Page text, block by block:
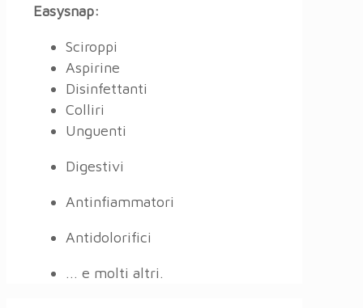
Easysnap:
Sciroppi
Aspirine
Disinfettanti
Colliri
Unguenti
Digestivi
Antinfiammatori
Antidolorifici
... e molti altri.